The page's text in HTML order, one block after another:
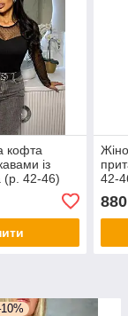
кофта
із
(р. 42-46)
42-
880